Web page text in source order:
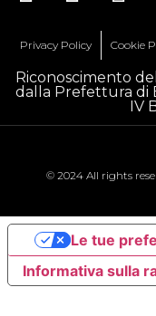
Privacy Policy Cookie
Riconoscimento
dalla Prefettura di
IV
© 2024 All rights
Informativa sulla
Le tue